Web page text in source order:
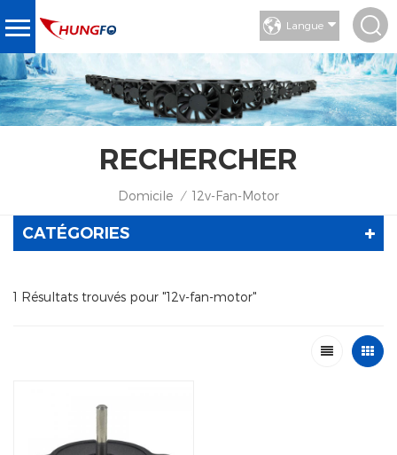
Langue
RECHERCHER
Domicile / 12v-Fan-Motor
CATÉGORIES
1 Résultats trouvés pour "12v-fan-motor"